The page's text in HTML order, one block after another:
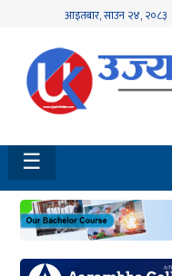
आइतबार,साउन २४, २०८३
होमपेज
नवलपुर
विशेष
मध्य
नेपाल
चितवन
☰